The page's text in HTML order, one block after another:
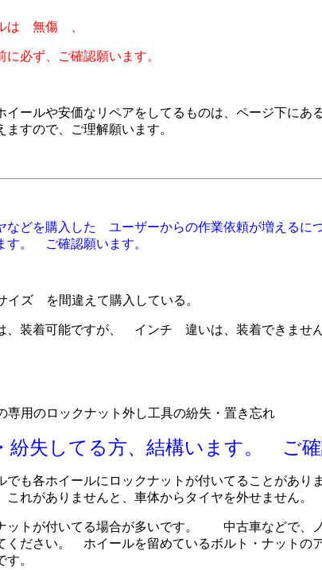
は 無傷 、
必ず、ご確認願います。
イールや安価なリペアをしてるものは、ページ下にあ
すので、ご理解願います。
などを購入した ユーザーからの作業依頼が増える
す。 ご確認願います。
を間違えて購入している。
、装着可能ですが、 インチ 違いは、装着できません
用のロックナット外し工具の紛失・置き忘れ
紛失してる方、結構います。 ご確
でも各ホイールにロックナットが付いてることがあ
れがありませんと、車体からタイヤを外せません。
ットが付いてる場合が多いです。 中古車などで、
ください。 ホイールを留めているボルト・ナット
。